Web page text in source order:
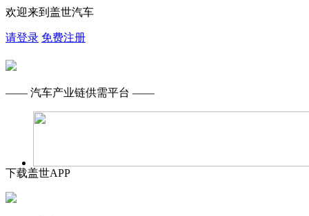
欢迎来到盖世汽车
请登录 免费注册
—— 汽车产业链供需平台 ——
下载盖世APP